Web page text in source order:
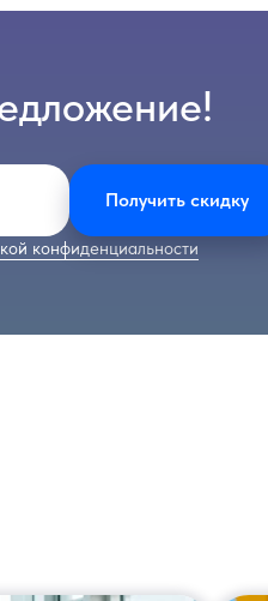
конфиденциальности
Получить скидку